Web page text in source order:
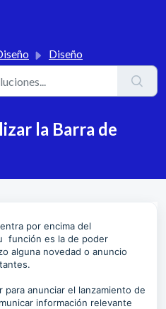
Diseño
la Barra de
por encima del
función es la de poder
alguna novedad o anuncio
para anunciar el lanzamiento de
información relevante